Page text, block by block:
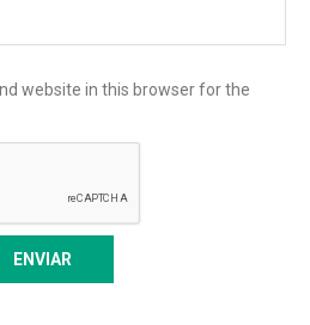
website in this browser for the